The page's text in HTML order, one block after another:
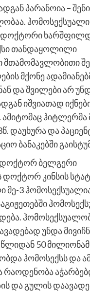
პარანოია –
ხარშფილდი
თანდაყოლილი
მქონე
და შვილები არ
იშვიათად
ჰიტლერმა
დაუხურა და
ბანაკებში
ბელგერი
დოქტორ კინსის
მე-3
უნდა
50
ჰომოსექსს და
რაოდენობა
და გულის